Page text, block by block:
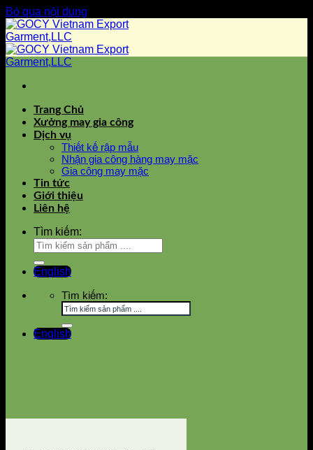
Bỏ qua nội dung
Trang Chủ
Xưởng may gia công
Dịch vụ
Thiết kế rập mẫu
Nhận gia công hàng may mặc
Gia công may mặc
Tin tức
Giới thiệu
Liên hệ
Tìm kiếm:
English
Tìm kiếm:
English